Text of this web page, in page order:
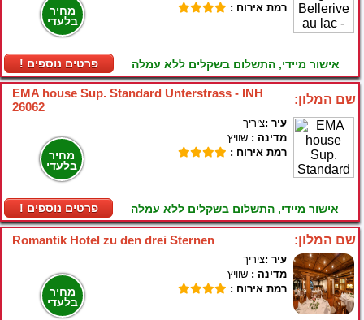
מחיר
בלעדי
! פרטים נוספים
רמת אירוח :
אישור מיידי, התשלום בשקלים ללא עמלה
EMA house Sup. Standard Unterstrass - INH
26062
שם המלון:
מחיר
בלעדי
! פרטים נוספים
עיר :ציריך
מדינה : שוויץ
רמת אירוח :
אישור מיידי, התשלום בשקלים ללא עמלה
Romantik Hotel zu den drei Sternen שם המלון:
מחיר
בלעדי
עיר :ציריך
מדינה : שוויץ
רמת אירוח :